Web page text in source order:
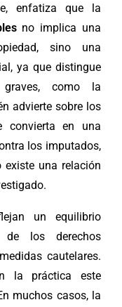
enfatiza que la
no implica una
sino una
ya que distingue
como la
advierte sobre los
convierta en una
los imputados,
existe una relación
un equilibrio
de los derechos
cautelares.
la práctica este
muchos casos, la